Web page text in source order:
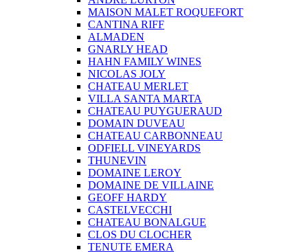
MAISON MALET ROQUEFORT
CANTINA RIFF
ALMADEN
GNARLY HEAD
HAHN FAMILY WINES
NICOLAS JOLY
CHATEAU MERLET
VILLA SANTA MARTA
CHATEAU PUYGUERAUD
DOMAIN DUVEAU
CHATEAU CARBONNEAU
ODFIELL VINEYARDS
THUNEVIN
DOMAINE LEROY
DOMAINE DE VILLAINE
GEOFF HARDY
CASTELVECCHI
CHATEAU BONALGUE
CLOS DU CLOCHER
TENUTE EMERA